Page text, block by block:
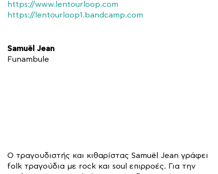
https://www.lentourloop.com
https://lentourloop1.bandcamp.com
Samuël Jean
Funambule
Ο τραγουδιστής και κιθαρίστας Samuël Jean γράφει
folk τραγούδια με rock και soul επιρροές. Για την